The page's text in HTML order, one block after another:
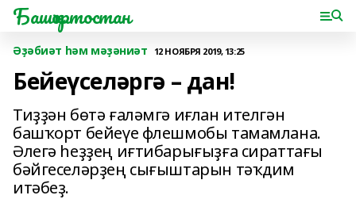
Башҡортостан
Әҙәбиәт һәм мәҙәниәт 12 НОЯБРЯ 2019, 13:25
Бейеүселәргә – дан!
Тиҙҙән бөтә ғаләмгә иғлан ителгән
башҡорт бейеүе флешмобы тамамлана.
Әлегә һеҙҙең иғтибарығыҙға сираттағы
бәйгеселәрҙең сығыштарын тәҡдим
итәбеҙ.